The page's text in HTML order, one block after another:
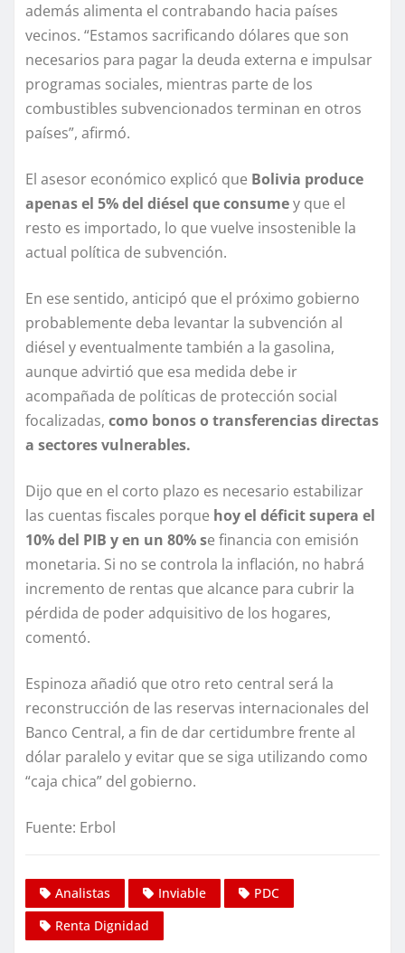
además alimenta el contrabando hacia países
vecinos. “Estamos sacrificando dólares que son
necesarios para pagar la deuda externa e impulsar
programas sociales, mientras parte de los
combustibles subvencionados terminan en otros
países”, afirmó.
El asesor económico explicó que Bolivia produce
apenas el 5% del diésel que consumey que el
resto es importado, lo que vuelve insostenible la
actual política de subvención.
En ese sentido, anticipó que el próximo gobierno
probablemente deba levantar la subvención al
diésel y eventualmente también a la gasolina,
aunque advirtió que esa medida debe ir
acompañada de políticas de protección social
focalizadas, como bonos o transferencias directas
a sectores vulnerables.
Dijo que en el corto plazo es necesario estabilizar
las cuentas fiscales porque hoy el déficit supera el
10% del PIB y en un 80% se financia con emisión
monetaria. Si no se controla la inflación, no habrá
incremento de rentas que alcance para cubrir la
pérdida de poder adquisitivo de los hogares,
comentó.
Espinoza añadió que otro reto central será la
reconstrucción de las reservas internacionales del
Banco Central, a fin de dar certidumbre frente al
dólar paralelo y evitar que se siga utilizando como
“caja chica” del gobierno.
Fuente: Erbol
Analistas Inviable
PDC
Renta Dignidad